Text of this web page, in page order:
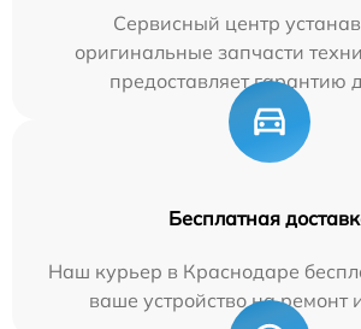
Сервисный центр
оригинальные запчасти
предоставляет гарантию
Бесплатная
Наш курьер в Краснодаре
ваше устройство на ремонт